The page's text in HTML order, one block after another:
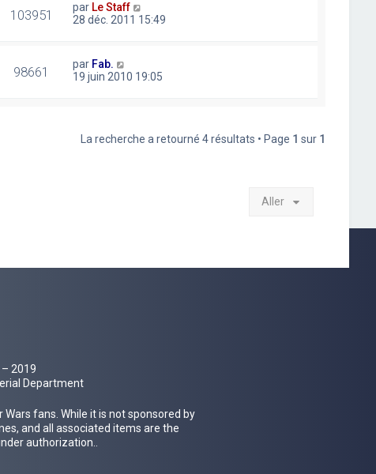
103951 par Le Staff
28 déc. 2011 15:49
98661 par Fab.
19 juin 2010 19:05
La recherche a retourné 4 résultats • Page 1 sur 1
Aller
2019
Department
fans. While it is not sponsored by
and all associated items are the
authorization..